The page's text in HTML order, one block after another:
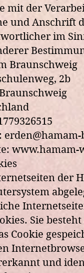
mit der
und Anschrift
im
Braunschweig
2b
www.hamam-
der
Sie
Cookie
und